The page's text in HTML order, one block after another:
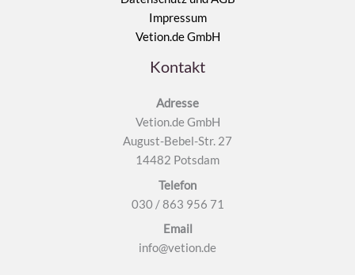
Impressum
Vetion.de GmbH
Kontakt
Adresse
Vetion.de GmbH
August-Bebel-Str. 27
14482 Potsdam
Telefon
030 / 863 956 71
Email
info@vetion.de